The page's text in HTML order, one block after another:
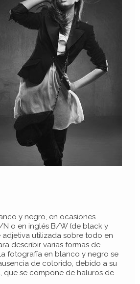
y negro, en ocasiones
o en inglés B/W (de black y
adjetiva utilizada sobre todo en
describir varias formas de
fotografía en blanco y negro se
de colorido, debido a su
que se compone de haluros de